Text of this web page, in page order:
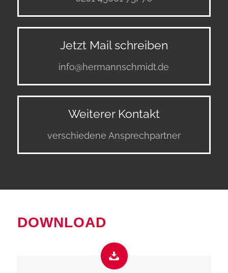
Jetzt Mail schreiben
info@hermannschmidt.de
Weiterer Kontakt
verschiedene Ansprechpartner
DOWNLOAD